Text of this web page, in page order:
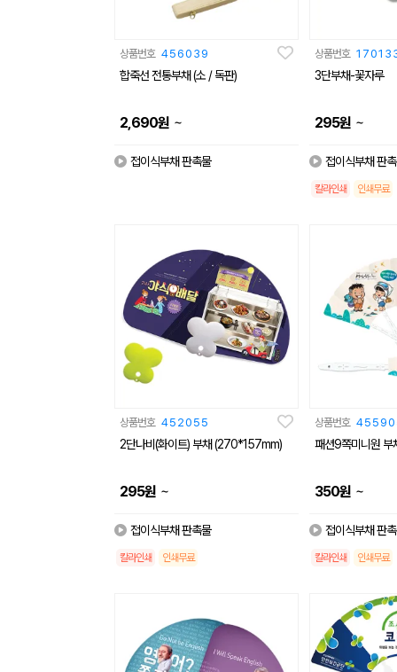
상품번호 456039
합죽선 전통부채 (소 / 독판)
2,690원 ~
접이식부채 판촉물
상품번호
3단부채-꽃자루
295원 ~
접이식부채 판
칼라인쇄 인쇄무료
상품번호 452055
2단나비(화이트) 부채 (270*157mm)
295원 ~
접이식부채 판촉물
칼라인쇄 인쇄무료
상품번호
패션9쪽미니원
350원 ~
접이식부채 판
칼라인쇄 인쇄무료